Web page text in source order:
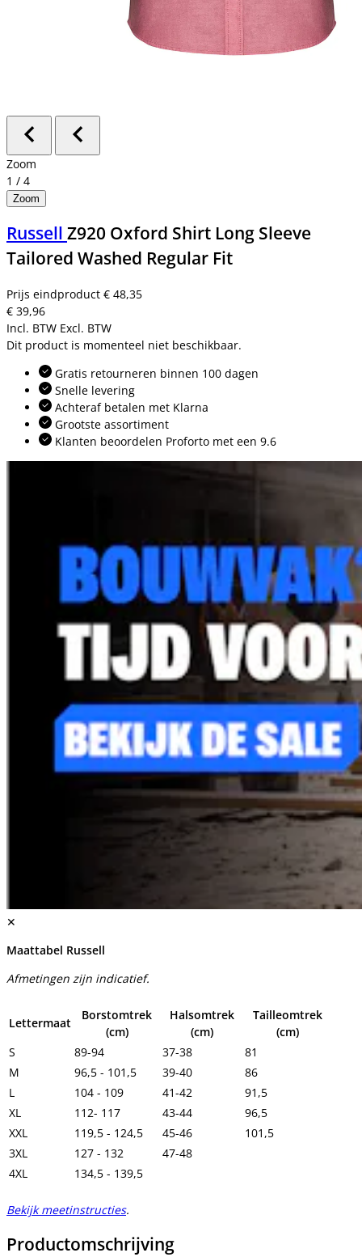
Zoom
1 / 4
Zoom
Russell Z920 Oxford Shirt Long Sleeve
Tailored Washed Regular Fit
Prijs eindproduct € 48,35
€ 39,96
Incl. BTW Excl. BTW
Dit product is momenteel niet beschikbaar.
Gratis retourneren binnen 100 dagen
Snelle levering
Achteraf betalen met Klarna
Grootste assortiment
Klanten beoordelen Proforto met een 9.6
✕
Maattabel Russell
Afmetingen zijn indicatief.
Lettermaat
Borstomtrek
(cm)
Halsomtrek
(cm)
Tailleomtrek
(cm)
S
89-94 37-38
81
M
96,5 - 101,5 39-40
86
L
104 - 109 41-42
91,5
XL
112- 117 43-44
96,5
XXL
119,5 - 124,5 45-46
101,5
3XL
127 - 132
47-48
4XL
134,5 - 139,5
Bekijk meetinstructies.
Productomschrijving